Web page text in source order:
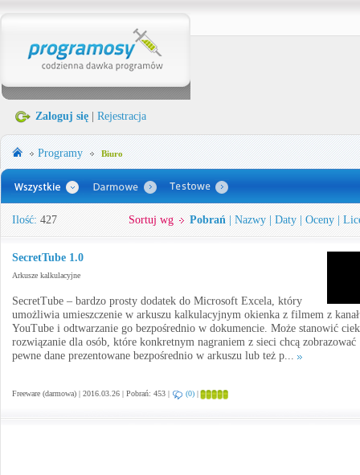
Zaloguj się Rejestracja
Programy Biuro
Ilość: 427 Sortuj wg Pobrań Nazwy Daty Oceny
SecretTube 1.0
Arkusze kalkulacyjne
SecretTube – bardzo prosty dodatek do Microsoft Excela, który
umożliwia umieszczenie w arkuszu kalkulacyjnym okienka z filmem z
YouTube i odtwarzanie go bezpośrednio w dokumencie. Może stanowić
rozwiązanie dla osób, które konkretnym nagraniem z sieci chcą zobrazować
pewne dane prezentowane bezpośrednio w arkuszu lub też p...
Freeware (darmowa) | 2016.03.26 | Pobrań: 453 | (0) |